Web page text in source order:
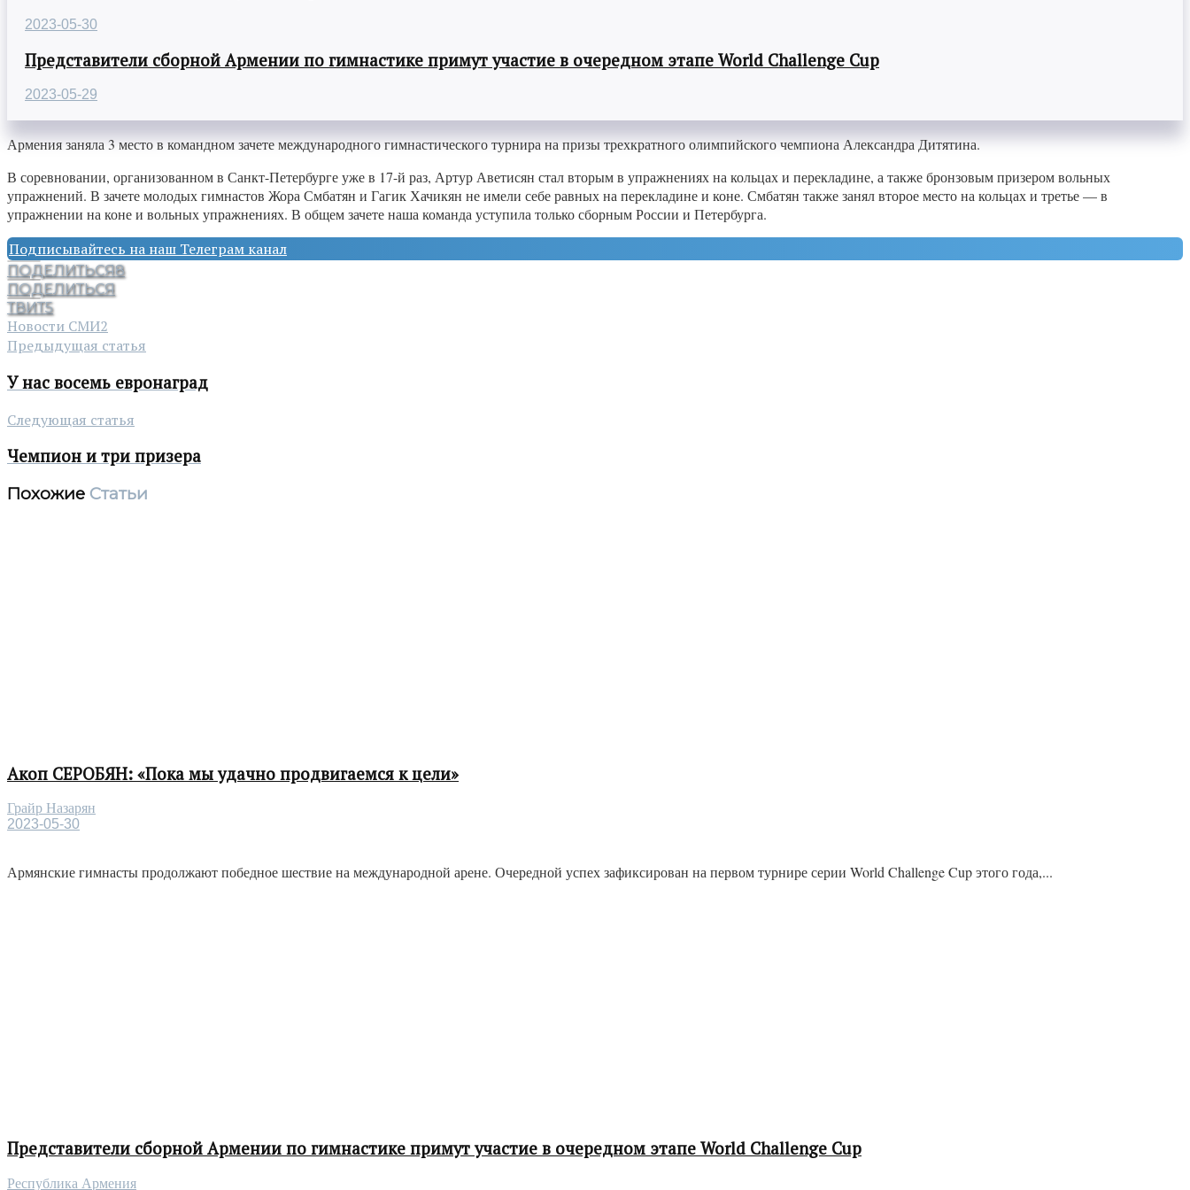
2023-05-30
Представители сборной Армении по гимнастике примут участие в очередном этапе World Challenge Cup
2023-05-29
Армения заняла 3 место в командном зачете международного гимнастического турнира на призы трехкратного олимпийского чемпиона Александра Дитятина.
В соревновании, организованном в Санкт-Петербурге уже в 17-й раз, Артур Аветисян стал вторым в упражнениях на кольцах и перекладине, а также бронзовым призером вольных
упражнений. В зачете молодых гимнастов Жора Смбатян и Гагик Хачикян не имели себе равных на перекладине и коне. Смбатян также занял второе место на кольцах и третье — в
упражнении на коне и вольных упражнениях. В общем зачете наша команда уступила только сборным России и Петербурга.
Подписывайтесь на наш Телеграм канал
ПОДЕЛИТЬСЯ8
ПОДЕЛИТЬСЯ
ТВИТ5
Новости СМИ2
Предыдущая статья
У нас восемь евронаград
Следующая статья
Чемпион и три призера
Похожие Статьи
Акоп СЕРОБЯН: «Пока мы удачно продвигаемся к цели»
Грайр Назарян
2023-05-30
Армянские гимнасты продолжают победное шествие на международной арене. Очередной успех зафиксирован на первом турнире серии World Challenge Cup этого года,...
Представители сборной Армении по гимнастике примут участие в очередном этапе World Challenge Cup
Республика Армения